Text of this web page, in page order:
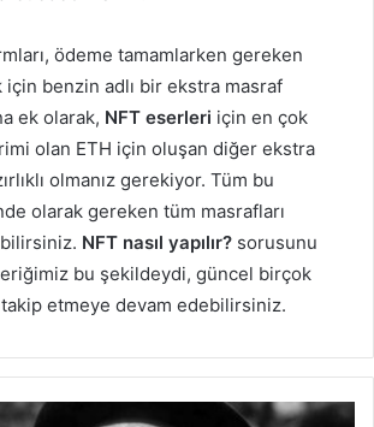
ödeme tamamlarken gereken
benzin adlı bir ekstra masraf
ek olarak, NFT eserleri için en çok
olan ETH için oluşan diğer ekstra
olmanız gerekiyor. Tüm bu
olarak gereken tüm masrafları
NFT nasıl yapılır? sorusunu
bu şekildeydi, güncel birçok
etmeye devam edebilirsiniz.